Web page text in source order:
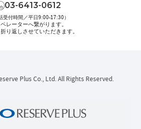
03-6413-0612
受付時間／平日9:00-17:30）
レーターへ繋がります。
り返しさせていただきます。
Plus Co., Ltd. All Rights Reserved.